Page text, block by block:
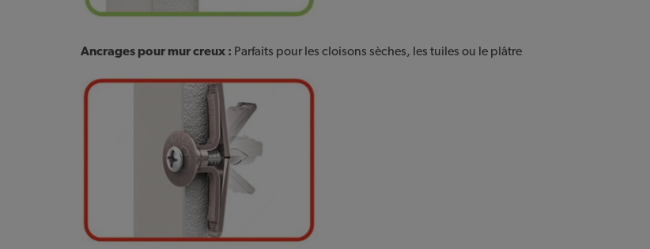
Ancrages pour mur creux : Parfaits pour les cloisons sèches, les tuiles ou le plâtre